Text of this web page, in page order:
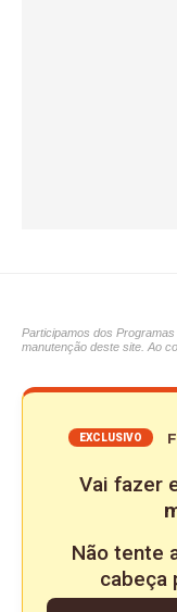
Participamos dos
manutenção deste site. Ao
EXCLUSIVO
Vai fazer
Não tente
cabeça